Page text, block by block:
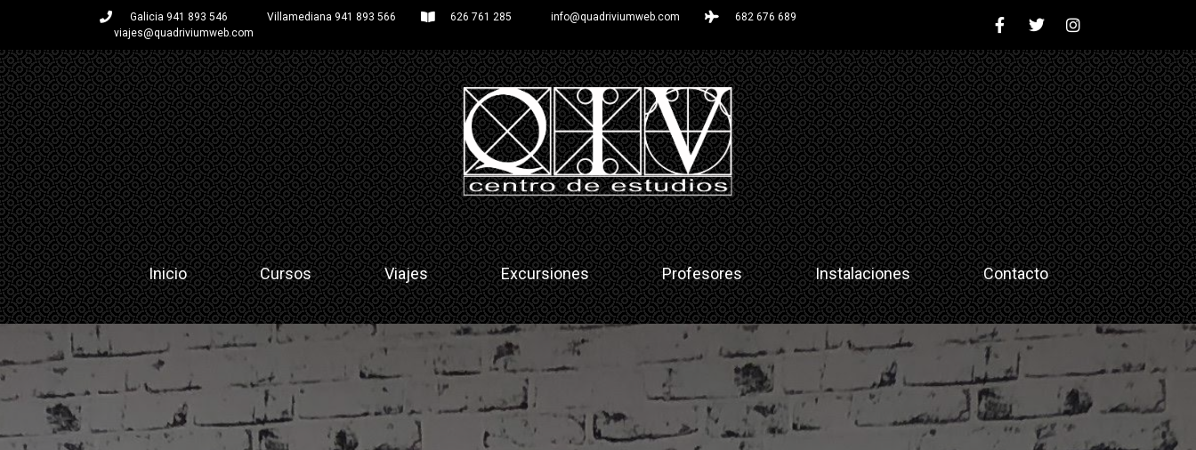
Galicia 941 893 546 Villamediana 941 893 566 626 761 285 info@quadriviumweb.com
682 676 689
viajes@quadriviumweb.com
Inicio Cursos Viajes Excursiones Profesores Instalaciones Contacto